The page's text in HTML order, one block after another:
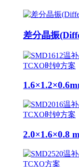
差分晶振
2.0×1.6×0.8